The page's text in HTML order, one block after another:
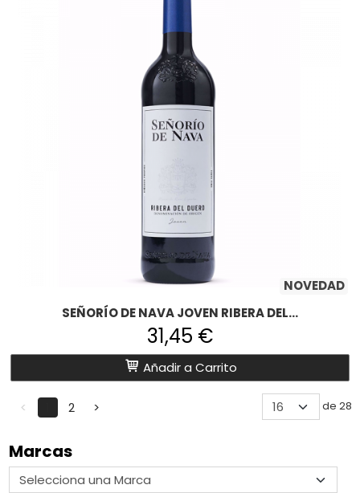
Marcas
NOVEDAD
SEÑORÍO DE NAVA JOVEN RIBERA DEL...
31,45 €
Añadir a Carrito
< 2 > de 28